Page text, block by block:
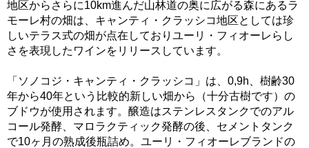
地区からさらに10km進んだ山林道の奥に広がる森にあるラ
モーレ村の畑は、キャンティ・クラッシコ地区としては珍
しいテラス式の畑が点在しておりユーリ・フィオーレらし
さを表現したワインをリリースしています。
「ソノコジ・キャンティ・クラッシコ」は、0,9h、樹齢30
年から40年という比較的新しい畑から（十分古樹です）の
ブドウが使用されます。醸造はステンレスタンクでのアル
コール発酵、マロラクティック発酵の後、セメントタンク
で10ヶ月の熟成後瓶詰め。ユーリ・フィオーレブランドの